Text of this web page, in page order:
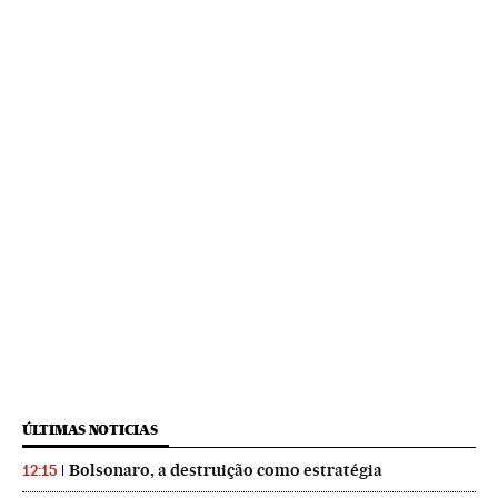
ÚLTIMAS NOTICIAS
12:15 Bolsonaro, a destruição como estratégia